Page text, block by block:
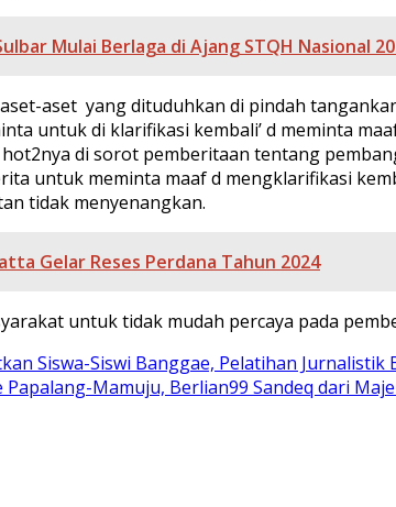
Mulai Berlaga di Ajang STQH Nasional
aset yang dituduhkan di pindah
untuk di klarifikasi kembali’ d meminta
di sorot pemberitaan tentang
untuk meminta maaf d mengklarifikasi
tidak menyenangkan.
Gelar Reses Perdana Tahun 2024
untuk tidak mudah percaya pada
Siswa-Siswi Banggae, Pelatihan Jurnalistik
Papalang-Mamuju, Berlian99 Sandeq dari